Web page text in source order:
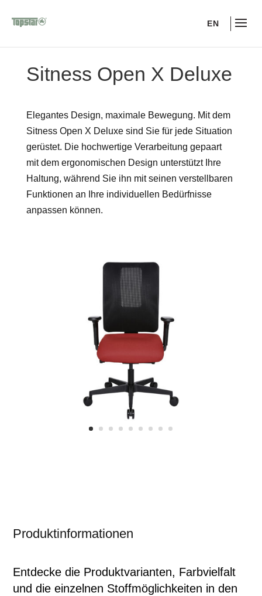
EN
Sitness Open X Deluxe
Elegantes Design, maximale Bewegung. Mit dem
Sitness Open X Deluxe sind Sie für jede Situation
gerüstet. Die hochwertige Verarbeitung gepaart
mit dem ergonomischen Design unterstützt Ihre
Haltung, während Sie ihn mit seinen verstellbaren
Funktionen an Ihre individuellen Bedürfnisse
anpassen können.
Produktinformationen
Entdecke die Produktvarianten, Farbvielfalt
und die einzelnen Stoffmöglichkeiten in den